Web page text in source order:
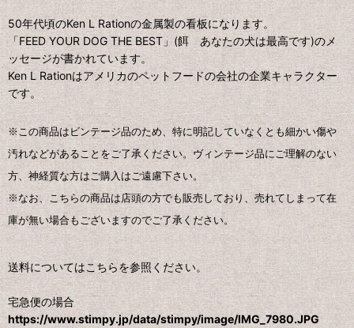
50年代頃のKen L Rationの金属製の看板になります。
「FEED YOUR DOG THE BEST」(餌 あなたの犬は最高です)のメ
ッセージが書かれています。
Ken L Rationはアメリカのペットフードの会社の企業キャラクター
です。
※この商品はビンテージ品のため、特に明記していなくとも細かい傷や
汚れなどがあることをご了承ください。ヴィンテージ品にご理解のない
方、神経質な方はご購入はご遠慮下さい。
※なお、こちらの商品は店頭の方でも販売しており、売れてしまって在
庫が無い場合もございますのでご了承ください。
送料についてはこちらを参照ください。
宅急便の場合
https://www.stimpy.jp/data/stimpy/image/IMG_7980.JPG